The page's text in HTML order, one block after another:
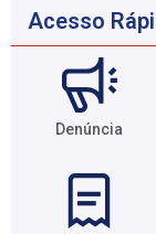
Acesso
Denúncia